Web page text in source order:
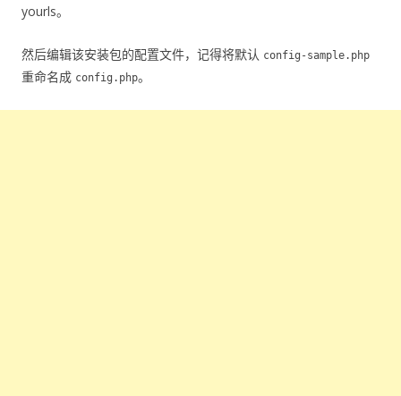
yourls。
然后编辑该安装包的配置文件，记得将默认 config-sample.php
重命名成 config.php。